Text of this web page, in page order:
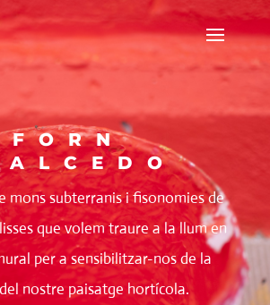
FORN
mons subterranis i fisonomies de
que volem traure a la llum en
per a sensibilitzar-nos de la
nostre paisatge hortícola.